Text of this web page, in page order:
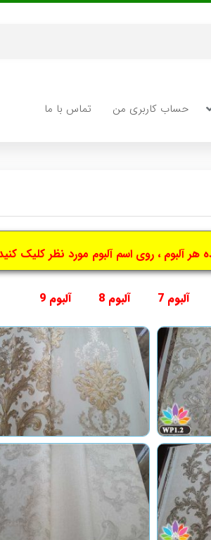
حساب کاربری من تماس با ما
آلبوم ، روی اسم آلبوم مورد نظر کلیک
آلبوم 7 آلبوم 8 آلبوم 9